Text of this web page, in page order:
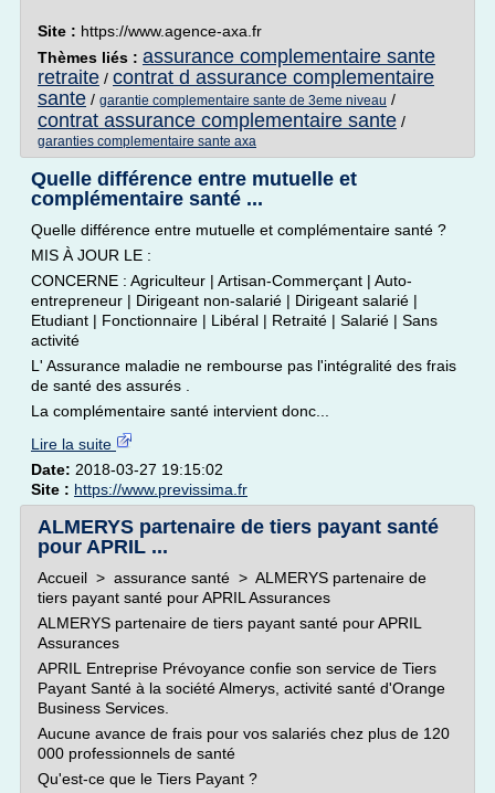
Site : https://www.agence-axa.fr
Thèmes liés : assurance complementaire sante
retraite / contrat d assurance complementaire
sante / garantie complementaire sante de 3eme niveau /
contrat assurance complementaire sante /
garanties complementaire sante axa
Quelle différence entre mutuelle et
complémentaire santé ...
Quelle différence entre mutuelle et complémentaire santé ?
MIS À JOUR LE :
CONCERNE : Agriculteur | Artisan-Commerçant | Auto-
entrepreneur | Dirigeant non-salarié | Dirigeant salarié |
Etudiant | Fonctionnaire | Libéral | Retraité | Salarié | Sans
activité
L' Assurance maladie ne rembourse pas l'intégralité des frais
de santé des assurés .
La complémentaire santé intervient donc...
Lire la suite
Date: 2018-03-27 19:15:02
Site : https://www.previssima.fr
ALMERYS partenaire de tiers payant santé
pour APRIL ...
Accueil > assurance santé > ALMERYS partenaire de
tiers payant santé pour APRIL Assurances
ALMERYS partenaire de tiers payant santé pour APRIL
Assurances
APRIL Entreprise Prévoyance confie son service de Tiers
Payant Santé à la société Almerys, activité santé d'Orange
Business Services.
Aucune avance de frais pour vos salariés chez plus de 120
000 professionnels de santé
Qu'est-ce que le Tiers Payant ?